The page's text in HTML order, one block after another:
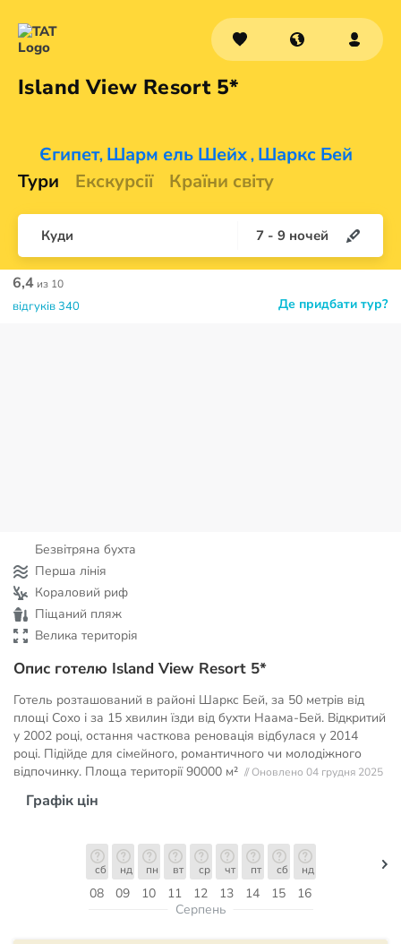
Island View Resort 5*
Єгипет, Шарм ель Шейх , Шаркс Бей
Тури
Екскурсії Країни світу
Куди 7 - 9 ночей
Де придбати тур?
6,4 из 10
відгуків 340
Безвітряна бухта
Перша лінія
Кораловий риф
Піщаний пляж
Велика територія
Опис готелю Island View Resort 5*
Готель розташований в районі Шаркс Бей, за 50 метрів від
площі Сохо і за 15 хвилин їзди від бухти Наама-Бей. Відкритий
у 2002 році, остання часткова реновація відбулася у 2014
році. Підійде для сімейного, романтичного чи молодіжного
відпочинку. Площа території90000 м² // Оновлено 04 грудня 2025
Графік цін
08
сб
09
нд
10
пн
11
вт
12
ср
13
чт
14
пт
15
сб
16
нд
Серпень